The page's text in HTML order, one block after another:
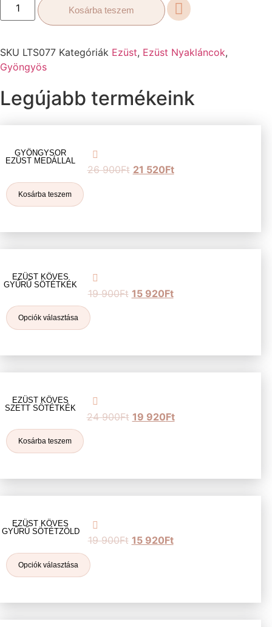
Kosárba teszem
SKU LTS077 Kategóriák Ezüst, Ezüst Nyakláncok,
Gyöngyös
Legújabb termékeink
GYÖNGYSOR
EZÜST MEDÁLLAL
26 900Ft 21 520Ft
Kosárba teszem
EZÜST KÖVES
GYŰRŰ SÖTÉTKÉK
19 900Ft 15 920Ft
Opciók választása
EZÜST KÖVES
SZETT SÖTÉTKÉK
24 900Ft 19 920Ft
Kosárba teszem
EZÜST KÖVES
GYŰRŰ SÖTÉTZÖLD
19 900Ft 15 920Ft
Opciók választása